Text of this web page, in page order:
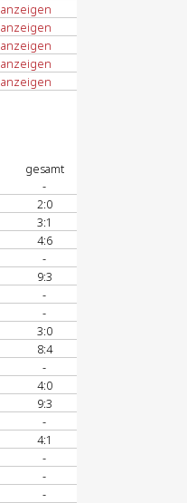
anzeigen
anzeigen
anzeigen
anzeigen
anzeigen
gesamt
-
2:0
3:1
4:6
-
9:3
-
-
3:0
8:4
-
4:0
9:3
-
4:1
-
-
-